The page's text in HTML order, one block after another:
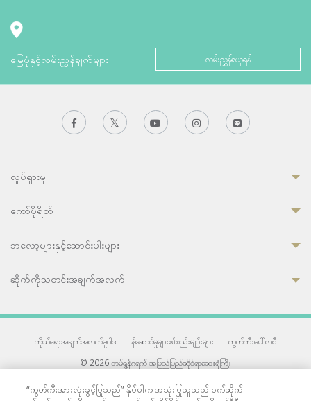
မြေပုံနှင့်လမ်းညွှန်ချက်များ လမ်းညွှန်ရယူရန်
လှုပ်ရှားမှု
ကော်ပိုရိတ်
ဘလော့များနှင့်ဆောင်းပါးများ
ဆိုက်ကိုသတင်းအချက်အလက်
ကိုယ်ရေးအချက်အလက်မူဝါဒ | န်ဆောင်မှုများ၏စည်းမျဉ်းများ |
ကွတ်ကီးပေါ်လစီ
© 2026 ဘမ်ရွန်ဂရက် အပြည်ပြည်ဆိုင်ရာဆေးရုံကြီး
“ကွတ်ကီးအားလုံးခွင့်ပြုသည်” နှိပ်ပါက အသုံးပြုသူသည် ဝက်ဆိုက်